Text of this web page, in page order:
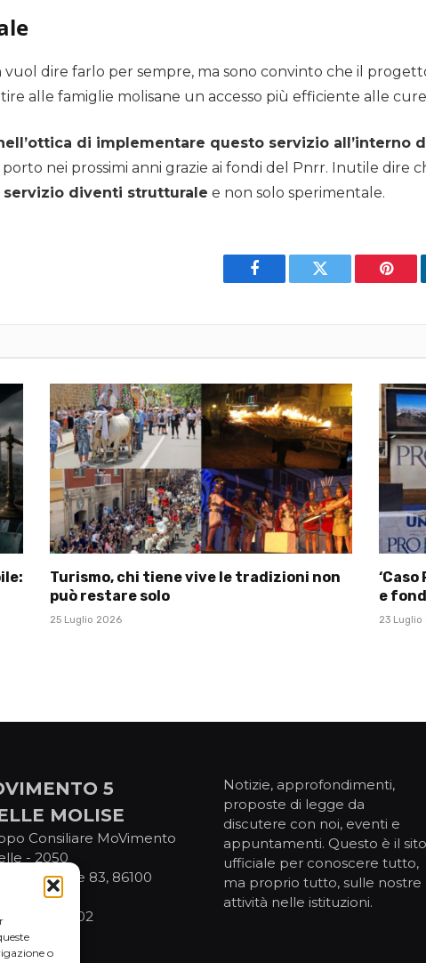
o
vuol dire farlo per sempre, ma sono convinto che il
alle famiglie molisane un accesso più efficiente alle cure
di implementare questo servizio all’interno
nei prossimi anni grazie ai fondi del Pnrr. Inutile dire
diventi strutturale e non solo sperimentale.
Facebook Twitter
Turismo, chi tiene vive le tradizioni non
può restare solo
25 Luglio 2026
e
23 Luglio
5
MOLISE
Consiliare MoVimento
- 2050
Novembre 83, 86100
92076800702
Notizie, approfondimenti,
proposte di legge da
discutere con noi, eventi e
appuntamenti. Questo è il sito
ufficiale per conoscere tutto,
ma proprio tutto, sulle nostre
attività nelle istituzioni.